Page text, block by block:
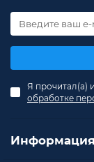
Я прочитал(а)
обработке
Информация